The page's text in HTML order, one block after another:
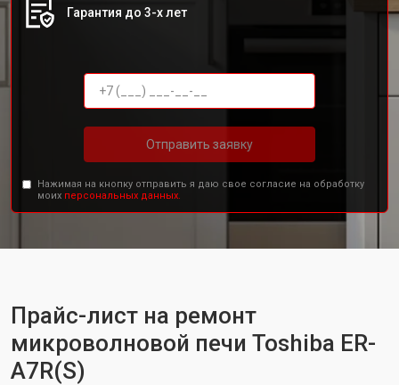
Гарантия до 3-х лет
Отправить заявку
Нажимая на кнопку отправить я даю свое согласие на обработку
моих персональных данных.
Прайс-лист на ремонт
микроволновой печи Toshiba ER-
A7R(S)